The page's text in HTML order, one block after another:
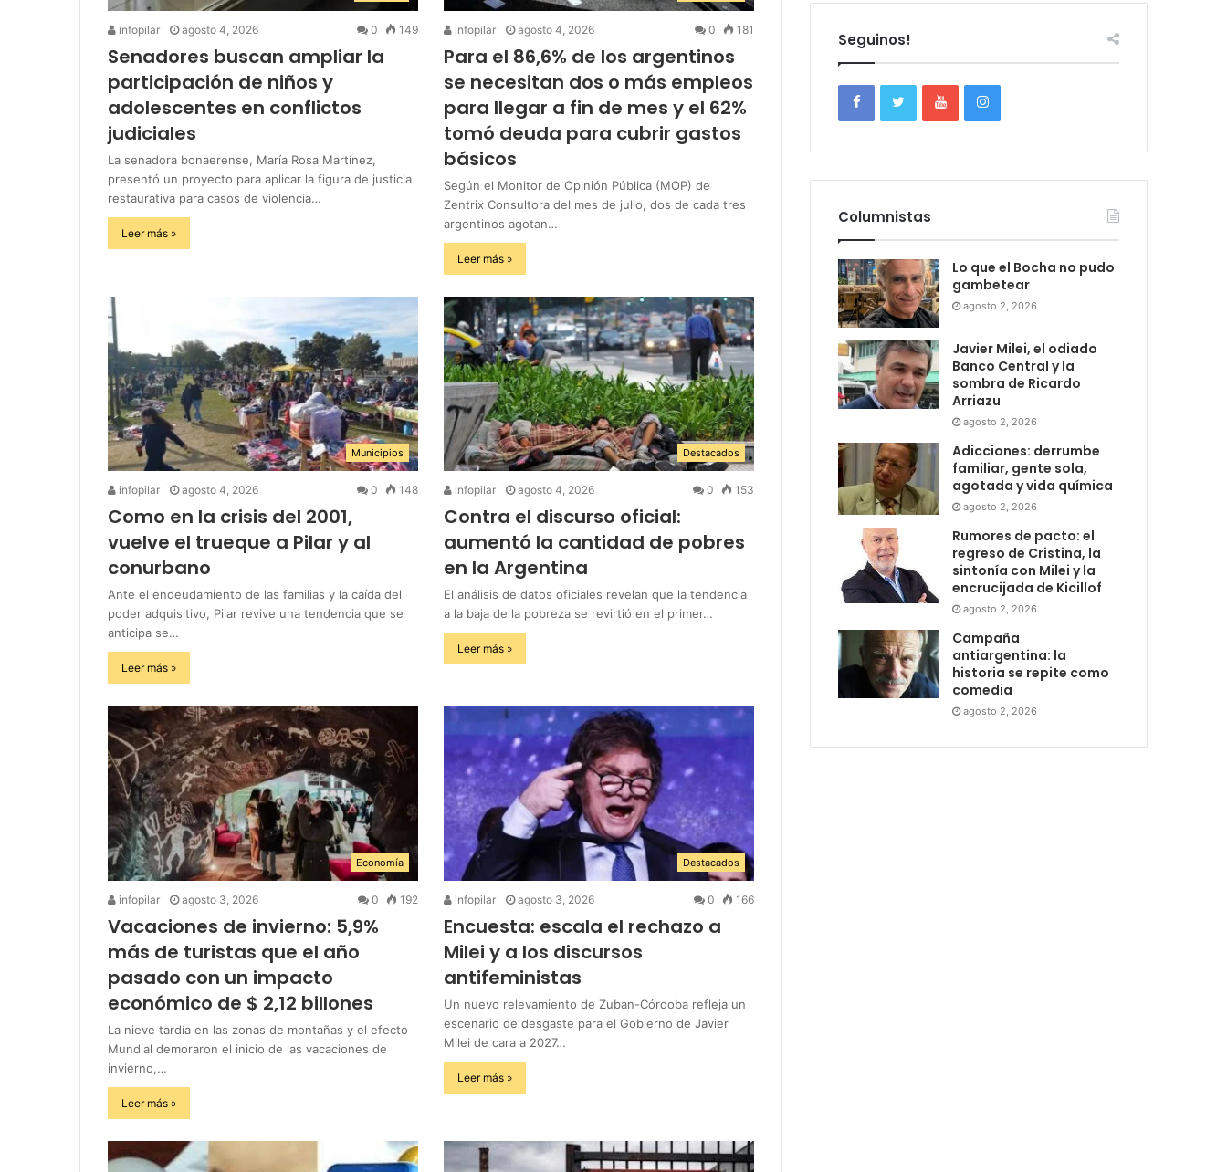
infopilar agosto 4, 2026 0 149
Senadores buscan ampliar la
participación de niños y
adolescentes en conflictos
judiciales
La senadora bonaerense, María Rosa Martínez,
presentó un proyecto para aplicar la figura de justicia
restaurativa para casos de violencia…
Leer más »
infopilar agosto 4, 2026 0 181
Para el 86,6% de los argentinos
se necesitan dos o más empleos
para llegar a fin de mes y el 62%
tomó deuda para cubrir gastos
básicos
Según el Monitor de Opinión Pública (MOP) de
Zentrix Consultora del mes de julio, dos de cada tres
argentinos agotan…
Leer más »
Municipios
infopilar agosto 4, 2026 0 148
Como en la crisis del 2001,
vuelve el trueque a Pilar y al
conurbano
Ante el endeudamiento de las familias y la caída del
poder adquisitivo, Pilar revive una tendencia que se
anticipa se…
Leer más »
Destacados
infopilar agosto 4, 2026 0 153
Contra el discurso oficial:
aumentó la cantidad de pobres
en la Argentina
El análisis de datos oficiales revelan que la tendencia
a la baja de la pobreza se revirtió en el primer…
Leer más »
Economía
infopilar agosto 3, 2026 0 192
Vacaciones de invierno: 5,9%
más de turistas que el año
pasado con un impacto
económico de $ 2,12 billones
La nieve tardía en las zonas de montañas y el efecto
Mundial demoraron el inicio de las vacaciones de
invierno,…
Leer más »
Destacados
infopilar agosto 3, 2026 0 166
Encuesta: escala el rechazo a
Milei y a los discursos
antifeministas
Un nuevo relevamiento de Zuban-Córdoba refleja un
escenario de desgaste para el Gobierno de Javier
Milei de cara a 2027…
Leer más »
Seguinos!
Columnistas
Lo que el Bocha no pudo
gambetear
agosto 2, 2026
Javier Milei, el odiado
Banco Central y la
sombra de Ricardo
Arriazu
agosto 2, 2026
Adicciones: derrumbe
familiar, gente sola,
agotada y vida química
agosto 2, 2026
Rumores de pacto: el
regreso de Cristina, la
sintonía con Milei y la
encrucijada de Kicillof
agosto 2, 2026
Campaña
antiargentina: la
historia se repite como
comedia
agosto 2, 2026